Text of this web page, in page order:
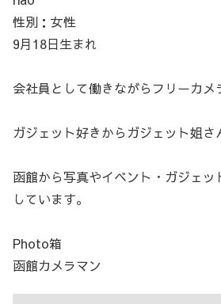
性別：女性
9月18日生まれ
会社員として働きながらフリーカメ
ガジェット好きからガジェット姐さ
函館から写真やイベント・ガジェ
しています。
Photo箱
函館カメラマン